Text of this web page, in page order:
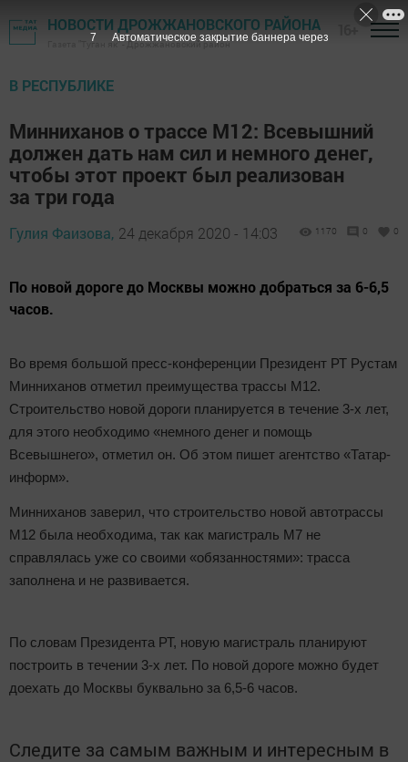
НОВОСТИ ДРОЖЖАНОВСКОГО РАЙОНА
Газета "Туган як" - Дрожжановский район
В РЕСПУБЛИКЕ
Минниханов о трассе М12: Всевышний
должен дать нам сил и немного денег,
чтобы этот проект был реализован
за три года
Гулия Фаизова, 24 декабря 2020 - 14:03 1170 0 0
По новой дороге до Москвы можно добраться за 6-6,5
часов.
Во время большой пресс-конференции Президент РТ Рустам
Минниханов отметил преимущества трассы М12.
Строительство новой дороги планируется в течение 3-х лет,
для этого необходимо «немного денег и помощь
Всевышнего», отметил он. Об этом пишет агентство «Татар-
информ».
Минниханов заверил, что строительство новой автотрассы
М12 была необходима, так как магистраль М7 не
справлялась уже со своими «обязанностями»: трасса
заполнена и не развивается.
По словам Президента РТ, новую магистраль планируют
построить в течении 3-х лет. По новой дороге можно будет
доехать до Москвы буквально за 6,5-6 часов.
Следите за самым важным и интересным в
6 Автоматическое закрытие баннера через